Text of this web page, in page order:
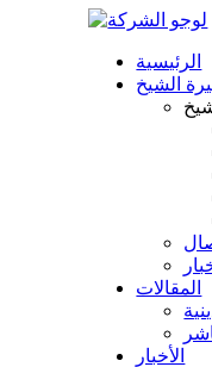
الرئيسية
الشيخ
المقالات
الأخبار